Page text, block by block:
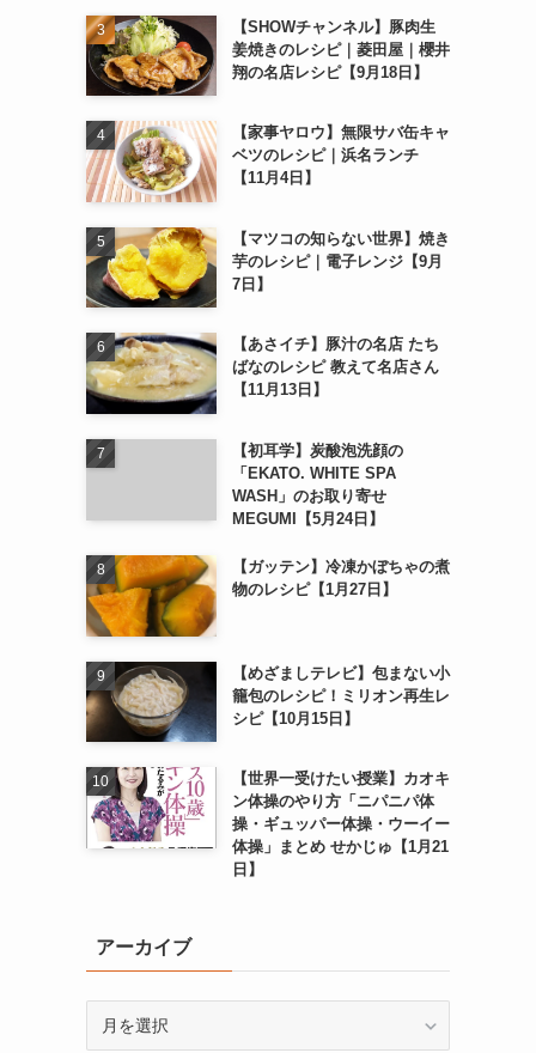
【SHOWチャンネル】豚肉生
姜焼きのレシピ｜菱田屋｜櫻井
翔の名店レシピ【9月18日】
【家事ヤロウ】無限サバ缶キャ
ベツのレシピ｜浜名ランチ
【11月4日】
【マツコの知らない世界】焼き
芋のレシピ｜電子レンジ【9月
7日】
【あさイチ】豚汁の名店 たち
ばなのレシピ 教えて名店さん
【11月13日】
【初耳学】炭酸泡洗顔の
「EKATO. WHITE SPA
WASH」のお取り寄せ
MEGUMI【5月24日】
【ガッテン】冷凍かぼちゃの煮
物のレシピ【1月27日】
【めざましテレビ】包まない小
籠包のレシピ！ミリオン再生レ
シピ【10月15日】
【世界一受けたい授業】カオキ
ン体操のやり方「ニパニパ体
操・ギュッパー体操・ウーイー
体操」まとめ せかじゅ【1月21
日】
アーカイブ